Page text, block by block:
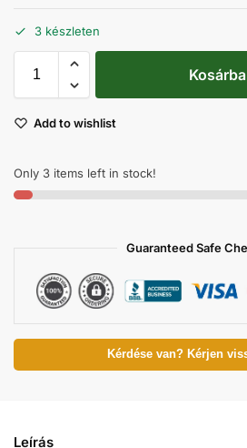
3 készleten
Add to wishlist
Only 3 items left in stock!
Guaranteed Safe
Kérdése van? Kérjen
Leírás